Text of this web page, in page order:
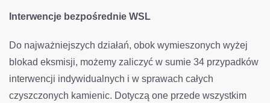
Interwencje bezpośrednie WSL
Do najważniejszych działań, obok wymieszonych wyżej
blokad eksmisji, możemy zaliczyć w sumie 34 przypadków
interwencji indywidualnych i w sprawach całych
czyszczonych kamienic. Dotyczą one przede wszystkim